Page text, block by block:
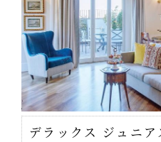
デラックス ジュニア